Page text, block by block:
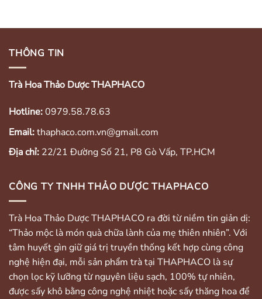
THÔNG TIN
Trà Hoa Thảo Dược THAPHACO
Hotline:0979.58.78.63
Email:thaphaco.com.vn@gmail.com
Địa chỉ: 22/21 Đường Số 21, P8 Gò Vấp, TP.HCM
CÔNG TY TNHH THẢO DƯỢC THAPHACO
Trà Hoa Thảo Dược THAPHACO ra đời từ niềm tin giản dị:
“Thảo mộc là món quà chữa lành của mẹ thiên nhiên”. Với
tâm huyết gìn giữ giá trị truyền thống kết hợp cùng công
nghệ hiện đại, mỗi sản phẩm trà tại THAPHACO là sự
chọn lọc kỹ lưỡng từ nguyên liệu sạch, 100% tự nhiên,
được sấy khô bằng công nghệ nhiệt hoặc sấy thăng hoa để